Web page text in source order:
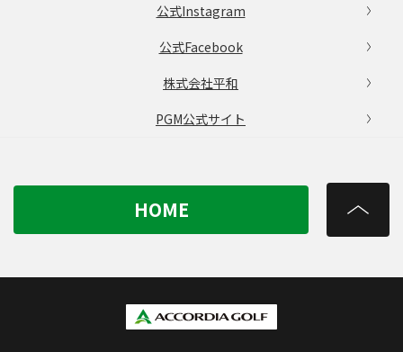
公式Instagram
公式Facebook
株式会社平和
PGM公式サイト
HOME